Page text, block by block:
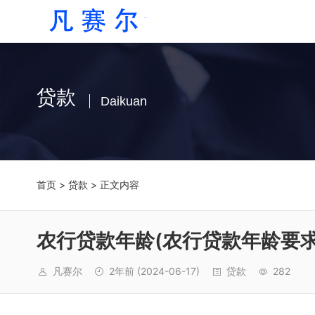
贷款 Daikuan
首页 > 贷款 > 正文内容
农行贷款年龄(农行贷款年龄要
凡赛尔 2年前 (2024-06-17) 贷款 282